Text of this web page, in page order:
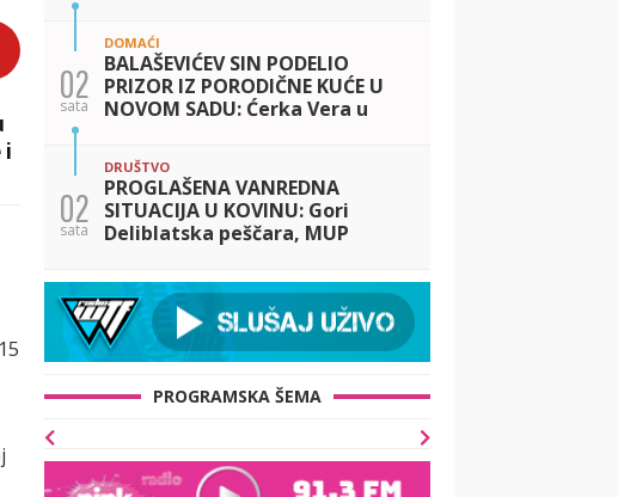
i
02
sata
DOMAĆI
BALAŠEVIĆEV SIN PODELIO
PRIZOR IZ PORODIČNE KUĆE U
NOVOM SADU: Ćerka Vera u
(FOTO)
02
sata
DRUŠTVO
PROGLAŠENA VANREDNA
SITUACIJA U KOVINU: Gori
Deliblatska peščara, MUP
raspoložive snage u borbu sa
vatrenom stihijom
PROGRAMSKA ŠEMA